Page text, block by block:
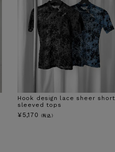
Hook design lace sheer short
sleeved tops
¥ 5,170 （税込）